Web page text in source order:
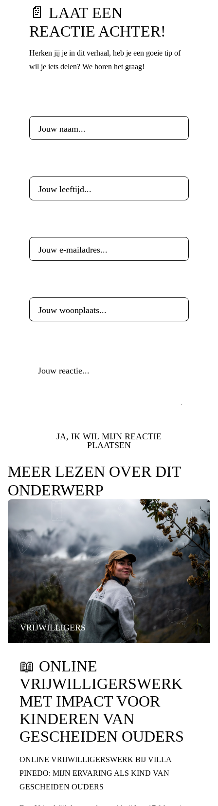
📄 LAAT EEN
REACTIE ACHTER!
Herken jij je in dit verhaal, heb je een goeie tip of
wil je iets delen? We horen het graag!
JA, IK WIL MIJN REACTIE
PLAATSEN
MEER LEZEN OVER DIT
ONDERWERP
VRIJWILLIGERS
📖 ONLINE
VRIJWILLIGERSWERK
MET IMPACT VOOR
KINDEREN VAN
GESCHEIDEN OUDERS
ONLINE VRIJWILLIGERSWERK BIJ VILLA
PINEDO: MIJN ERVARING ALS KIND VAN
GESCHEIDEN OUDERS